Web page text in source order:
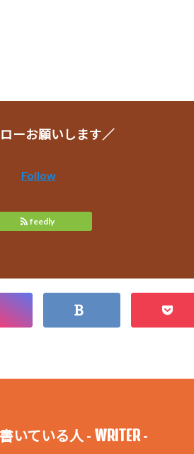
ーお願いします／
Follow
feedly
いている人 - WRITER-